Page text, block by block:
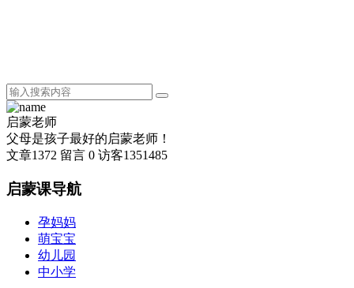
启蒙老师
父母是孩子最好的启蒙老师！
文章1372 留言 0 访客1351485
启蒙课导航
孕妈妈
萌宝宝
幼儿园
中小学